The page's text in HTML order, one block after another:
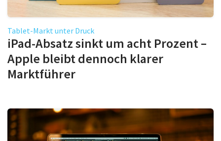
Tablet-Markt unter Druck
iPad-Absatz sinkt um acht Prozent –
Apple bleibt dennoch klarer
Marktführer